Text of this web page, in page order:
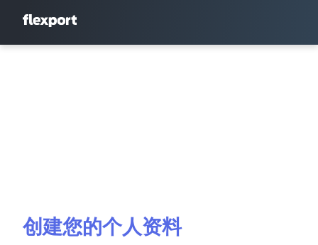
创建您的个人资料